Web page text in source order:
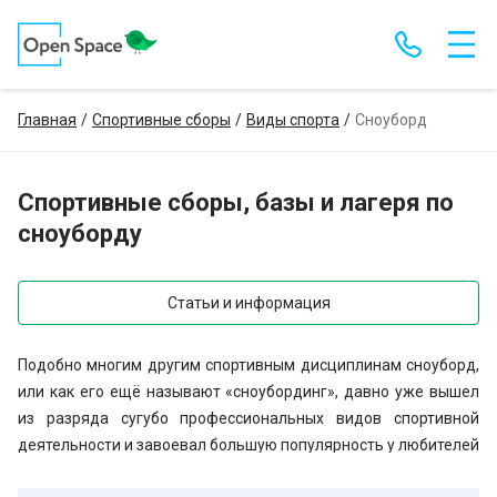
Главная Спортивные сборы Виды спорта Сноуборд
Спортивные сборы, базы и лагеря по
сноуборду
Статьи и информация
Подобно многим другим спортивным дисциплинам сноуборд,
или как его ещё называют «сноубординг», давно уже вышел
из разряда сугубо профессиональных видов спортивной
деятельности и завоевал большую популярность у любителей